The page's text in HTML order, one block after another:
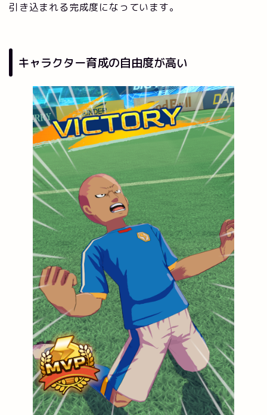
引き込まれる完成度になっています。
キャラクター育成の自由度が高い